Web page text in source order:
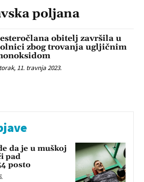
poljana
obitelj završila u
zbog trovanja ugljičnim
11. travnja 2023.
da je u muškoj
pad
posto